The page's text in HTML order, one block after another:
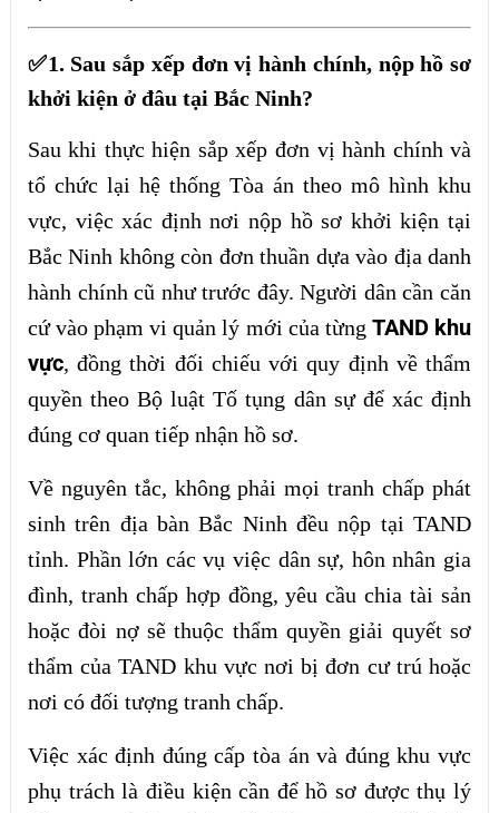
✅1. Sau sắp xếp đơn vị hành chính, nộp hồ sơ
khởi kiện ở đâu tại Bắc Ninh?
Sau khi thực hiện sắp xếp đơn vị hành chính và
tổ chức lại hệ thống Tòa án theo mô hình khu
vực, việc xác định nơi nộp hồ sơ khởi kiện tại
Bắc Ninh không còn đơn thuần dựa vào địa danh
hành chính cũ như trước đây. Người dân cần căn
cứ vào phạm vi quản lý mới của từng TAND khu
vực, đồng thời đối chiếu với quy định về thẩm
quyền theo Bộ luật Tố tụng dân sự để xác định
đúng cơ quan tiếp nhận hồ sơ.
Về nguyên tắc, không phải mọi tranh chấp phát
sinh trên địa bàn Bắc Ninh đều nộp tại TAND
tỉnh. Phần lớn các vụ việc dân sự, hôn nhân gia
đình, tranh chấp hợp đồng, yêu cầu chia tài sản
hoặc đòi nợ sẽ thuộc thẩm quyền giải quyết sơ
thẩm của TAND khu vực nơi bị đơn cư trú hoặc
nơi có đối tượng tranh chấp.
Việc xác định đúng cấp tòa án và đúng khu vực
phụ trách là điều kiện cần để hồ sơ được thụ lý